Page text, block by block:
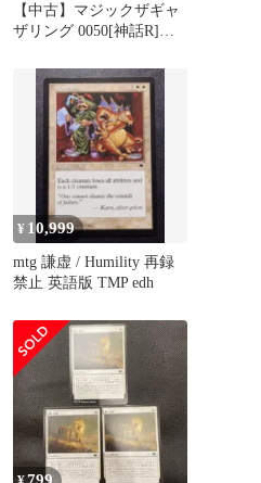
【中古】マジックザギャ
ザリング 0050[神話R]：
版】騙し討ち/Sneak
Attack
¥ 10,999
mtg 謙虚 / Humility 再録
禁止 英語版 TMP edh
799